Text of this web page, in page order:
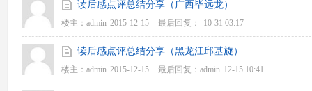
读后感点评总结分享（广西毕远龙）
楼主： admin 2015-12-15 最后回复： 10-31 03:17
读后感点评总结分享（黑龙江邱基旋）
楼主： admin 2015-12-15 最后回复： admin 12-15 10:41